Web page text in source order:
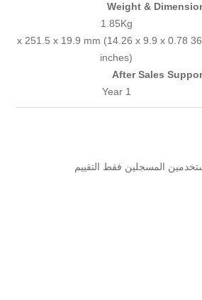
Weight &
1.85Kg
362.2 x 251.5 x 19.9 mm (14.26 x 9.9 x 0.78
inches)
After Sales
1 Year
المسجلين فقط التقييم